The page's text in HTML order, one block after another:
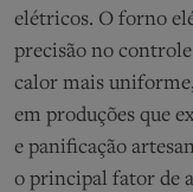
elétricos. O forno
precisão no
calor mais
em produções que
e panificação
o principal fator de